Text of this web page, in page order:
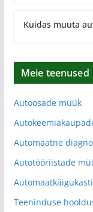
Kuidas muuta
Meie teenused
Autoosade müük
Automaatne
Autotööriistade
Teeninduse